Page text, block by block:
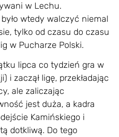
w Lechu.
wtedy walczyć niemal
tylko od czasu do czasu
w Pucharze Polski.
lipca co tydzień gra w
i zaczął ligę, przekładając
ale zaliczając
jest duża, a kadra
Kamińskiego i
dotkliwą. Do tego